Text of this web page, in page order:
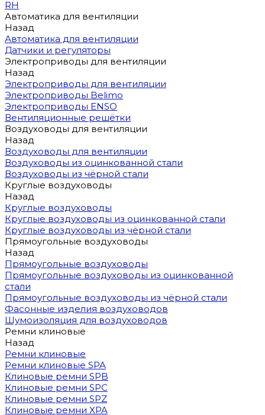
RH
Автоматика для вентиляции
Назад
Автоматика для вентиляции
Датчики и регуляторы
Электроприводы для вентиляции
Назад
Электроприводы для вентиляции
Электроприводы Belimo
Электроприводы ENSO
Вентиляционные решётки
Воздуховоды для вентиляции
Назад
Воздуховоды для вентиляции
Воздуховоды из оцинкованной стали
Воздуховоды из чёрной стали
Круглые воздуховоды
Назад
Круглые воздуховоды
Круглые воздуховоды из оцинкованной стали
Круглые воздуховоды из чёрной стали
Прямоугольные воздуховоды
Назад
Прямоугольные воздуховоды
Прямоугольные воздуховоды из оцинкованной
стали
Прямоугольные воздуховоды из чёрной стали
Фасонные изделия воздуховодов
Шумоизоляция для воздуховодов
Ремни клиновые
Назад
Ремни клиновые
Ремни клиновые SPA
Клиновые ремни SPB
Клиновые ремни SPC
Клиновые ремни SPZ
Клиновые ремни XPA